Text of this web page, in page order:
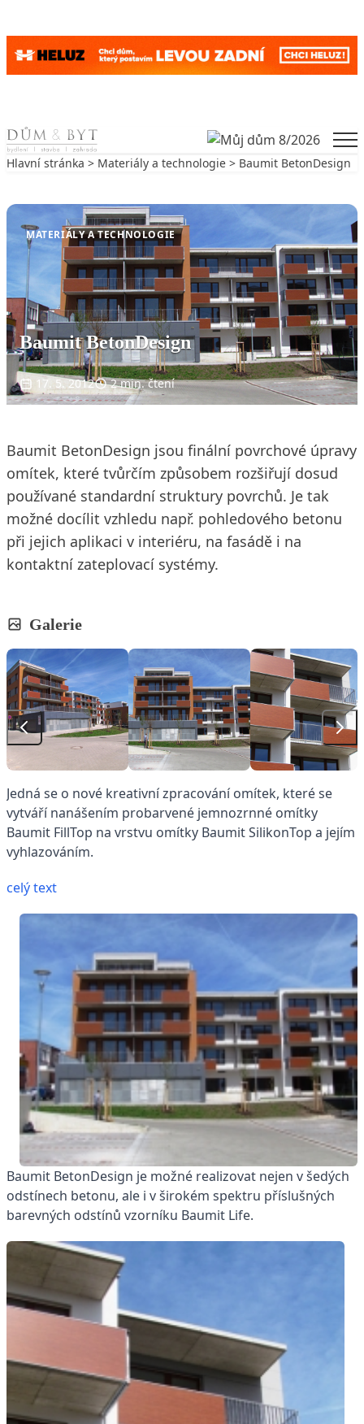
Skip to content
Hlavní stránka > Materiály a technologie > Baumit BetonDesign
MATERIÁLY A TECHNOLOGIE
Baumit BetonDesign
17. 5. 2012 2 min. čtení
Baumit BetonDesign jsou finální povrchové úpravy
omítek, které tvůrčím způsobem rozšiřují dosud
používané standardní struktury povrchů. Je tak
možné docílit vzhledu např. pohledového betonu
při jejich aplikaci v interiéru, na fasádě i na
kontaktní zateplovací systémy.
Galerie
Jedná se o nové kreativní zpracování omítek, které se
vytváří nanášením probarvené jemnozrnné omítky
Baumit FillTop na vrstvu omítky Baumit SilikonTop a jejím
vyhlazováním.
celý text
Baumit BetonDesign je možné realizovat nejen v šedých
odstínech betonu, ale i v širokém spektru příslušných
barevných odstínů vzorníku Baumit Life.